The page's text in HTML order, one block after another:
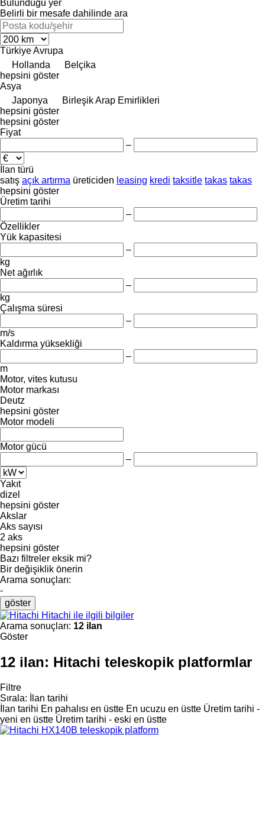
Bulunduğu yer
Belirli bir mesafe dahilinde ara
TürkiyeAvrupa
Hollanda
Belçika
hepsini göster
Asya
Japonya
Birleşik Arap Emirlikleri
hepsini göster
hepsini göster
Fiyat
–
İlan türü
satış açık artırma üreticiden leasing kredi taksitle takas takas
hepsini göster
Üretim tarihi
–
Özellikler
Yük kapasitesi
–
kg
Net ağırlık
–
kg
Çalışma süresi
–
m/s
Kaldırma yüksekliği
–
m
Motor, vites kutusu
Motor markası
Deutz
hepsini göster
Motor modeli
Motor gücü
–
Yakıt
dizel
hepsini göster
Akslar
Aks sayısı
2 aks
hepsini göster
Bazı filtreler eksik mi?
Bir değişiklik önerin
Arama sonuçları:
-
göster
Hitachi ile ilgili bilgiler
Arama sonuçları: 12 ilan
Göster
12 ilan: Hitachi teleskopik platformlar
Filtre
Sırala:
İlan tarihi
İlan tarihi En pahalısı en üstte En ucuzu en üstte Üretim tarihi -
yeni en üstte Üretim tarihi - eski en üstte